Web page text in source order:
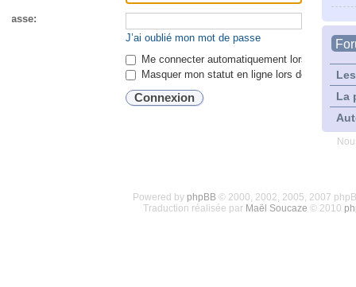
La
passe:
J’ai oublié mon mot de passe
Me connecter automatiquement lors de
Masquer mon statut en ligne lors de cette
Powered by phpBB© 2000, 2002, 2005, 2007
Traduction réalisée par Maël Soucaze © 2010